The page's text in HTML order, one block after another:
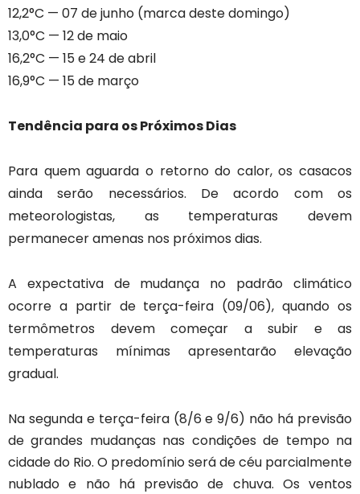
12,2°C — 07 de junho (marca deste domingo)
13,0°C — 12 de maio
16,2°C — 15 e 24 de abril
16,9°C — 15 de março
Tendência para os Próximos Dias
Para quem aguarda o retorno do calor, os casacos
ainda serão necessários. De acordo com os
meteorologistas, as temperaturas devem
permanecer amenas nos próximos dias.
A expectativa de mudança no padrão climático
ocorre a partir de terça-feira (09/06), quando os
termômetros devem começar a subir e as
temperaturas mínimas apresentarão elevação
gradual.
Na segunda e terça-feira (8/6 e 9/6) não há previsão
de grandes mudanças nas condições de tempo na
cidade do Rio. O predomínio será de céu parcialmente
nublado e não há previsão de chuva. Os ventos